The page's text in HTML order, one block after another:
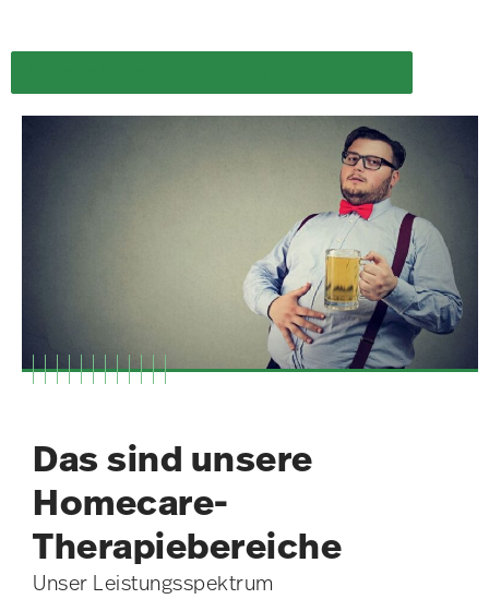
Das sind unsere
Homecare-
Therapiebereiche
Unser Leistungsspektrum